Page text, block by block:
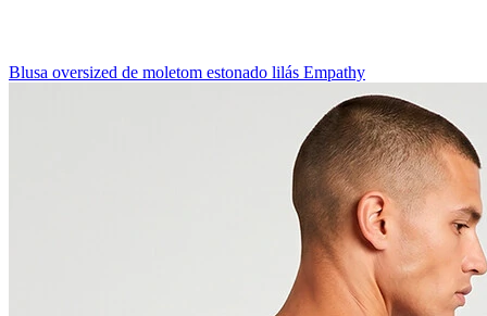
Blusa oversized de moletom estonado lilás Empathy